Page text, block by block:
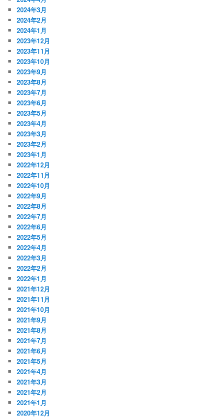
2024年3月
2024年2月
2024年1月
2023年12月
2023年11月
2023年10月
2023年9月
2023年8月
2023年7月
2023年6月
2023年5月
2023年4月
2023年3月
2023年2月
2023年1月
2022年12月
2022年11月
2022年10月
2022年9月
2022年8月
2022年7月
2022年6月
2022年5月
2022年4月
2022年3月
2022年2月
2022年1月
2021年12月
2021年11月
2021年10月
2021年9月
2021年8月
2021年7月
2021年6月
2021年5月
2021年4月
2021年3月
2021年2月
2021年1月
2020年12月